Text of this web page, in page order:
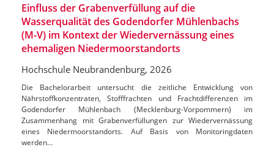
Einfluss der Grabenverfüllung auf die
Wasserqualität des Godendorfer Mühlenbachs
(M-V) im Kontext der Wiedervernässung eines
ehemaligen Niedermoorstandorts
Hochschule Neubrandenburg, 2026
Die Bachelorarbeit untersucht die zeitliche Entwicklung von
Nährstoffkonzentraten, Stofffrachten und Frachtdifferenzen im
Godendorfer Mühlenbach (Mecklenburg-Vorpommern) im
Zusammenhang mit Grabenverfüllungen zur Wiedervernässung
eines Niedermoorstandorts. Auf Basis von Monitoringdaten
werden…